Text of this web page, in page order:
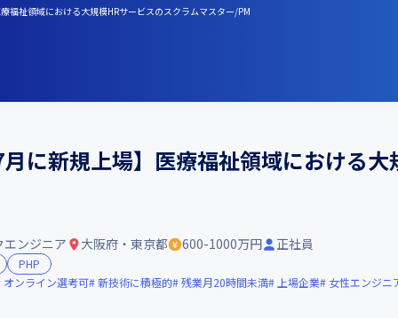
福祉領域における大規模HRサービスのスクラムマスター/PM
に新規上場】医療福祉領域における
ンジニア 大阪府・東京都 600-1000万円 正社員
PHP
オンライン選考可 新技術に積極的 残業月20時間未満 上場企業 女性エンジニ